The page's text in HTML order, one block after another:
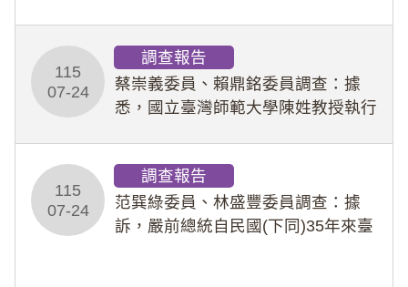
行拍攝特定樣態性影像並以手機傳送
劉師。該生因畏懼成
115
07-24
調查報告
蔡崇義委員、賴鼎銘委員調查：據
悉，國立臺灣師範大學陳姓教授執行
術倫理等情案調查報告。(115教調
31)
115
07-24
調查報告
范巽綠委員、林盛豐委員調查：據
訴，嚴前總統自民國(下同)35年來臺